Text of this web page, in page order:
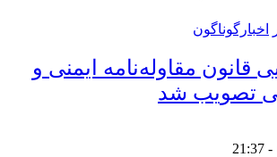
اخبارگوناگون
قانون مقاوله‌نامه ایمنی و
تصویب شد